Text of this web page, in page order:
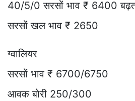
40/5/0 सरसों भाव ₹ 6400
सरसों खल भाव ₹ 2650
ग्वालियर
सरसों भाव ₹ 6700/6750
आवक बोरी 250/300